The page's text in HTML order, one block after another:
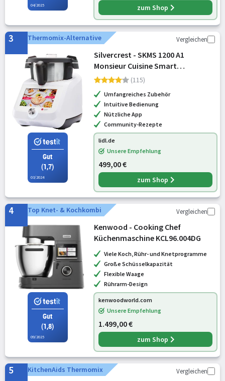
04/2025 zum Shop
3 Thermomix-Alternative Vergleichen
Gut
(1,7)
03/2024
Silvercrest - SKMS 1200 A1
Monsieur Cuisine Smart
Multikocher weiß
(115)
Umfangreiches Zubehör
Intuitive Bedienung
Nützliche App
Community-Rezepte
lidl.de
Unsere Empfehlung
499,00 €
zum Shop
4 Top Knet- & Kochkombi Vergleichen
Gut
(1,8)
09/2025
Kenwood - Cooking Chef
Küchenmaschine KCL96.004DG
Viele Koch, Rühr- und Knetprogramme
Große Schüsselkapazität
Flexible Waage
Rührarm-Design
kenwoodworld.com
Unsere Empfehlung
1.499,00 €
zum Shop
5 KitchenAids Thermomix Vergleichen